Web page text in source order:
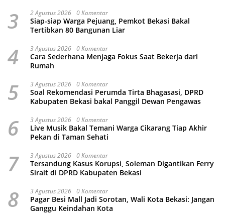
3 2 Agustus 2026 0 Komentar
Siap-siap Warga Pejuang, Pemkot Bekasi Bakal
Tertibkan 80 Bangunan Liar
4 3 Agustus 2026 0 Komentar
Cara Sederhana Menjaga Fokus Saat Bekerja dari
Rumah
5 3 Agustus 2026 0 Komentar
Soal Rekomendasi Perumda Tirta Bhagasasi, DPRD
Kabupaten Bekasi bakal Panggil Dewan Pengawas
6 3 Agustus 2026 0 Komentar
Live Musik Bakal Temani Warga Cikarang Tiap Akhir
Pekan di Taman Sehati
7 3 Agustus 2026 0 Komentar
Tersandung Kasus Korupsi, Soleman Digantikan Ferry
Sirait di DPRD Kabupaten Bekasi
8 3 Agustus 2026 0 Komentar
Pagar Besi Mall Jadi Sorotan, Wali Kota Bekasi: Jangan
Ganggu Keindahan Kota